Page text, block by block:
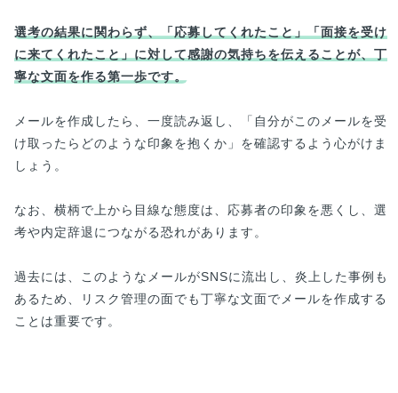
選考の結果に関わらず、「応募してくれたこと」「面接を受け
に来てくれたこと」に対して感謝の気持ちを伝えることが、丁
寧な文面を作る第一歩です。
メールを作成したら、一度読み返し、「自分がこのメールを受
け取ったらどのような印象を抱くか」を確認するよう心がけま
しょう。
なお、横柄で上から目線な態度は、応募者の印象を悪くし、選
考や内定辞退につながる恐れがあります。
過去には、このようなメールがSNSに流出し、炎上した事例も
あるため、リスク管理の面でも丁寧な文面でメールを作成する
ことは重要です。